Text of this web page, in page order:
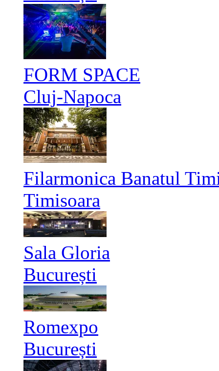
FORM SPACE
Cluj-Napoca
Filarmonica Banatul
Timisoara
Sala Gloria
București
Romexpo
București